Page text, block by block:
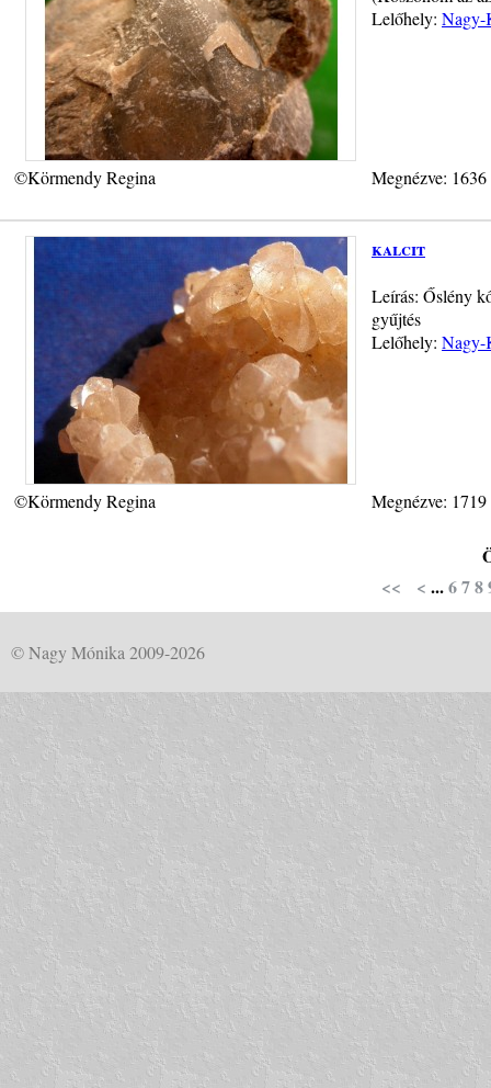
Lelőhely: Nagy-
©Körmendy Regina Megnézve:
kalcit
Leírás: Őslény
gyűjtés
Lelőhely: Nagy-
©Körmendy Regina Megnézve:
<<
< ...678
© Nagy Mónika 2009-2026